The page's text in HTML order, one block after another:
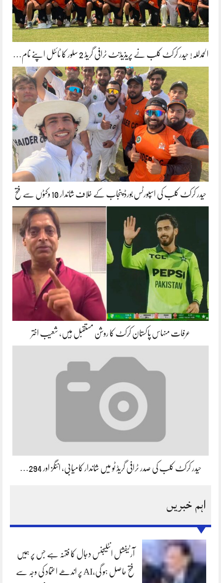
الحمدللہ! حیدر کرکٹ کلب نے پریذیڈنٹ ٹرافی گریڈ 2 سلور کا ٹائٹل اپنے نام…
حیدر کرکٹ کلب کی اسپورٹس بورڈ پنجاب کے خلاف شاندار 10 وکٹوں سے فتح
عرفات منہاس پاکستان کرکٹ کا روشن مستقبل ہیں، شعیب اختر
حیدر کرکٹ کلب کی صدر ٹرافی گریڈ ٹو میں شاندار کامیابی، اننگز اور 294…
اہم خبریں
آرٹیفشل انٹلیجنس دجال کا فتنہ ہے جس پر ہمیں
فتح حاصل ہو گی،AI پر اندھے اعتماد کی وجہ سے